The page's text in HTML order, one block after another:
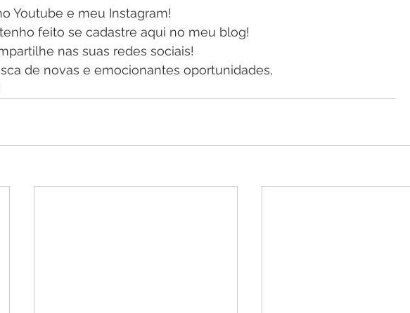
Youtube e meu Instagram!
feito se cadastre aqui no meu blog!
nas suas redes sociais!
de novas e emocionantes oportunidades,